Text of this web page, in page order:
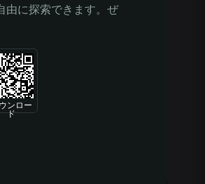
に探索できます。ぜ
ンロー
ド